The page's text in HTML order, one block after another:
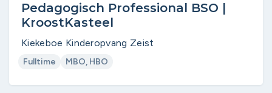
Pedagogisch Professional BSO |
KroostKasteel
Kiekeboe Kinderopvang Zeist
Fulltime MBO, HBO